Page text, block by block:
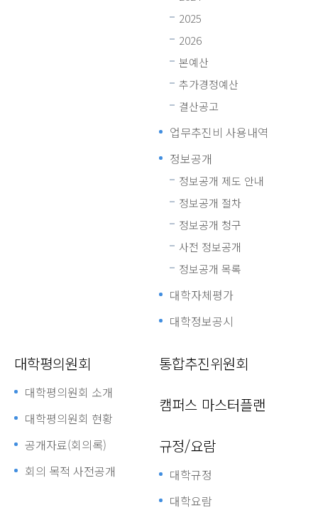
2025
2026
본예산
추가경정예산
결산공고
업무추진비 사용내역
정보공개
정보공개 제도 안내
정보공개 절차
정보공개 청구
사전 정보공개
정보공개 목록
대학자체평가
대학정보공시
대학평의원회
대학평의원회 소개
대학평의원회 현황
공개자료(회의록)
회의 목적 사전공개
통합추진위원회
캠퍼스 마스터플랜
규정/요람
대학규정
대학요람